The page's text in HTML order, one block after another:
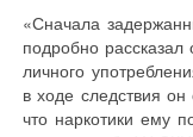
«Сначала
подробно
личного
в ходе следствия он
что наркотики ему